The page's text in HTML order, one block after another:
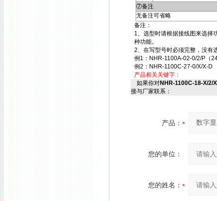
⑦备注
无备注可省略
备注：
1、选型时请根据接线图来选择
种功能。
2、在写型号时必须完整，没有
例1：NHR-1100A-02-0/2/P（
例2：NHR-1100C-27-0/X/X-D
产品相关关键字：
如果你对NHR-1100C-18-X/2/
接与厂家联系：
产品：
您的单位：
您的姓名：